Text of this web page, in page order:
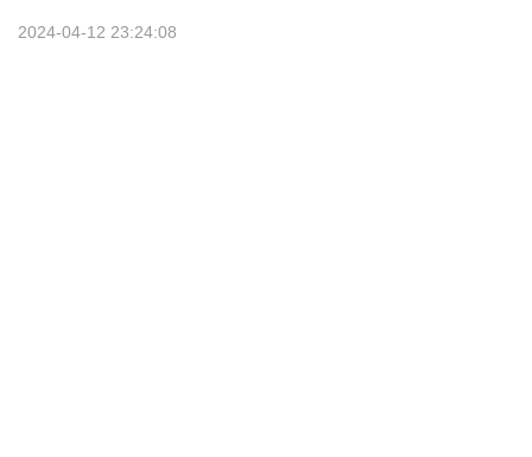
2024-04-12 23:24:08